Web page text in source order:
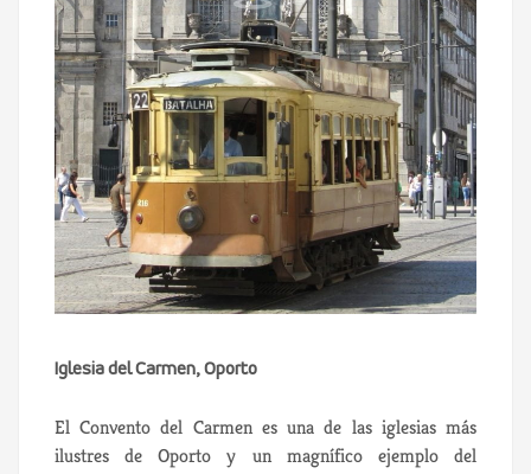
Iglesia del Carmen, Oporto
El Convento del Carmen es una de las iglesias más
ilustres de Oporto y un magnífico ejemplo del